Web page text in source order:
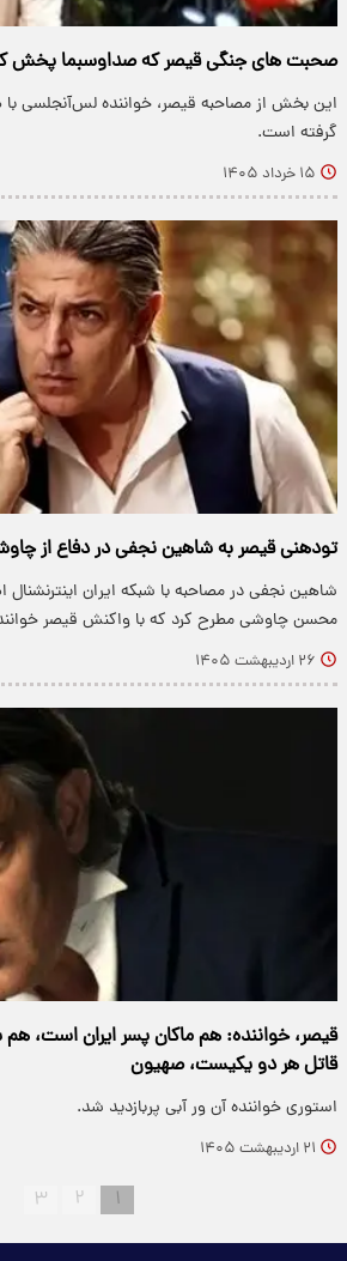
صحبت های جنگی قیصر که صداوسبما پخش
این بخش از مصاحبه قیصر، خواننده لس‌آنجلسی با
گرفته است.
۱۵ خرداد ۱۴۰۵
تودهنی قیصر به شاهین نجفی در دفاع از
شاهین نجفی در مصاحبه با شبکه ایران اینترنشنال
محسن چاوشی مطرح کرد که با واکنش قیصر
۲۶ اردیبهشت ۱۴۰۵
قیصر، خواننده: هم ماکان پسر ایران است،
قاتل هر دو یکیست، صهیون
استوری خواننده آن ور آبی پربازدید شد.
۲۱ اردیبهشت ۱۴۰۵
۱ ۲ ۳